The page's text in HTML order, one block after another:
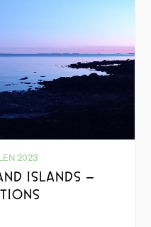
2023
ISLANDS –